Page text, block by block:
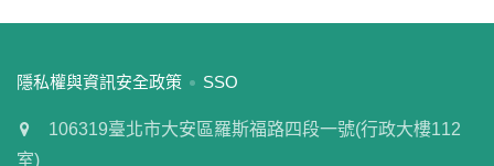
:::
隱私權與資訊安全政策 SSO
106319臺北市大安區羅斯福路四段一號(行政大樓112
室)